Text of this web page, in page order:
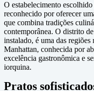
O estabelecimento
reconhecido por oferecer
que combina tradições
contemporânea. O distrito
instalado, é uma das regiões
Manhattan, conhecida por
excelência gastronômica e
iorquina.
Pratos